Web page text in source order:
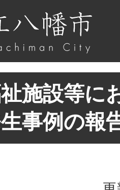
施設等に
事例の報